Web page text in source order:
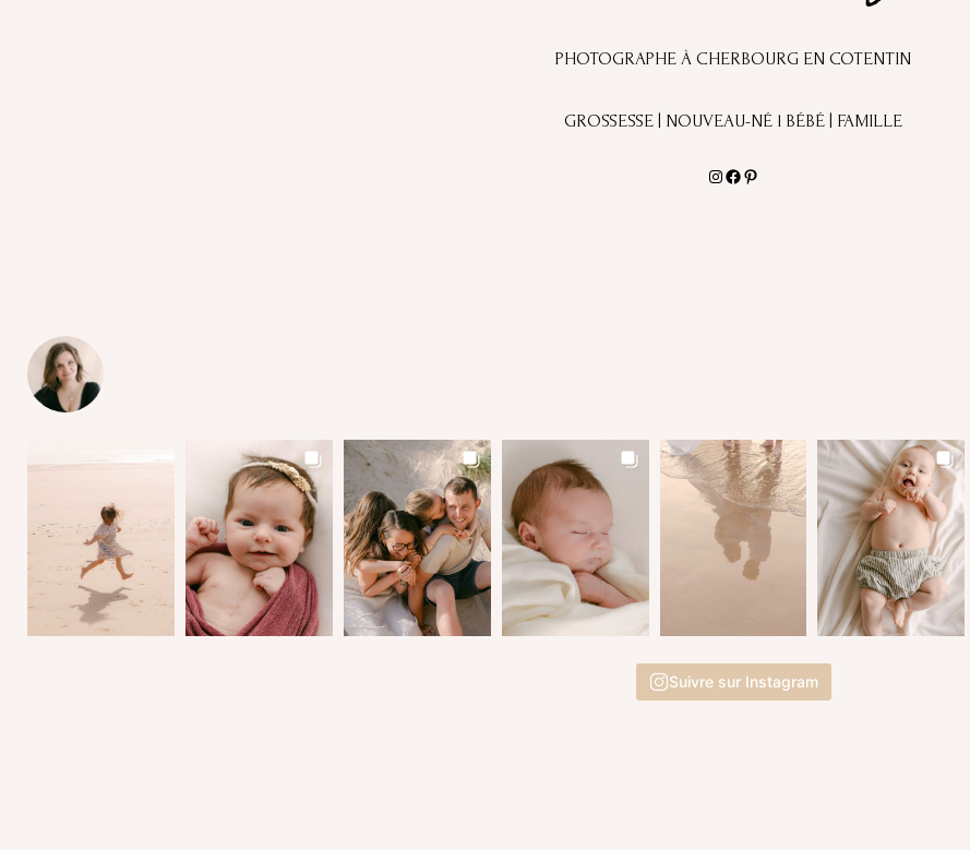
PHOTOGRAPHE À CHERBOURG EN COTENTIN
GROSSESSE | NOUVEAU-NÉ l BÉBÉ | FAMILLE
Instagram
Facebook
Pinterest
Suivre sur Instagram